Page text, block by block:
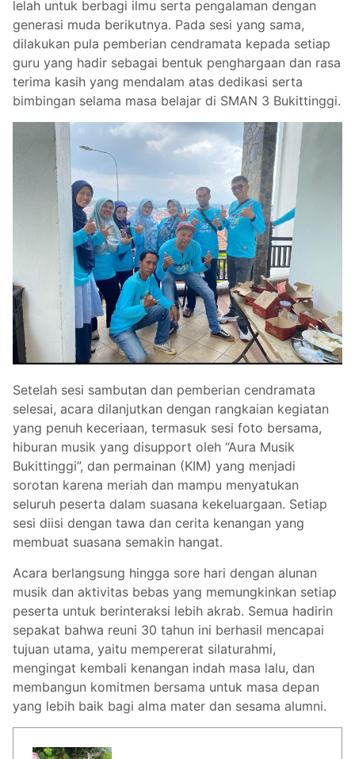
lelah untuk berbagi ilmu serta pengalaman dengan
generasi muda berikutnya. Pada sesi yang sama,
dilakukan pula pemberian cendramata kepada setiap
guru yang hadir sebagai bentuk penghargaan dan rasa
terima kasih yang mendalam atas dedikasi serta
bimbingan selama masa belajar di SMAN 3 Bukittinggi.
Setelah sesi sambutan dan pemberian cendramata
selesai, acara dilanjutkan dengan rangkaian kegiatan
yang penuh keceriaan, termasuk sesi foto bersama,
hiburan musik yang disupport oleh “Aura Musik
Bukittinggi”, dan permainan (KIM) yang menjadi
sorotan karena meriah dan mampu menyatukan
seluruh peserta dalam suasana kekeluargaan. Setiap
sesi diisi dengan tawa dan cerita kenangan yang
membuat suasana semakin hangat.
Acara berlangsung hingga sore hari dengan alunan
musik dan aktivitas bebas yang memungkinkan setiap
peserta untuk berinteraksi lebih akrab. Semua hadirin
sepakat bahwa reuni 30 tahun ini berhasil mencapai
tujuan utama, yaitu mempererat silaturahmi,
mengingat kembali kenangan indah masa lalu, dan
membangun komitmen bersama untuk masa depan
yang lebih baik bagi alma mater dan sesama alumni.